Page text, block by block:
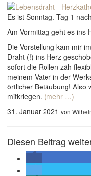
Es ist Sonntag. Tag 1
Am Vormittag geht es ins
Die Vorstellung kam mir
Draht (!) ins Herz
sofort die Rollen zäh
meinem Vater in der
örtlicher Betäubung! Also
mitkriegen. (mehr …)
31. Januar 2021 von
Diesen Beitrag